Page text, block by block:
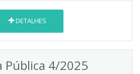
DETALHES
Pública 4/2025